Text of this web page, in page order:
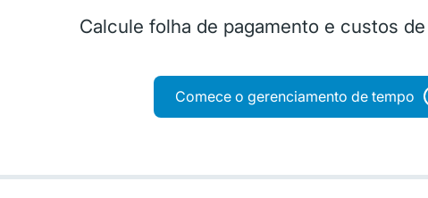
Calcule folha de pagamento e custos
Comece o gerenciamento de tempo